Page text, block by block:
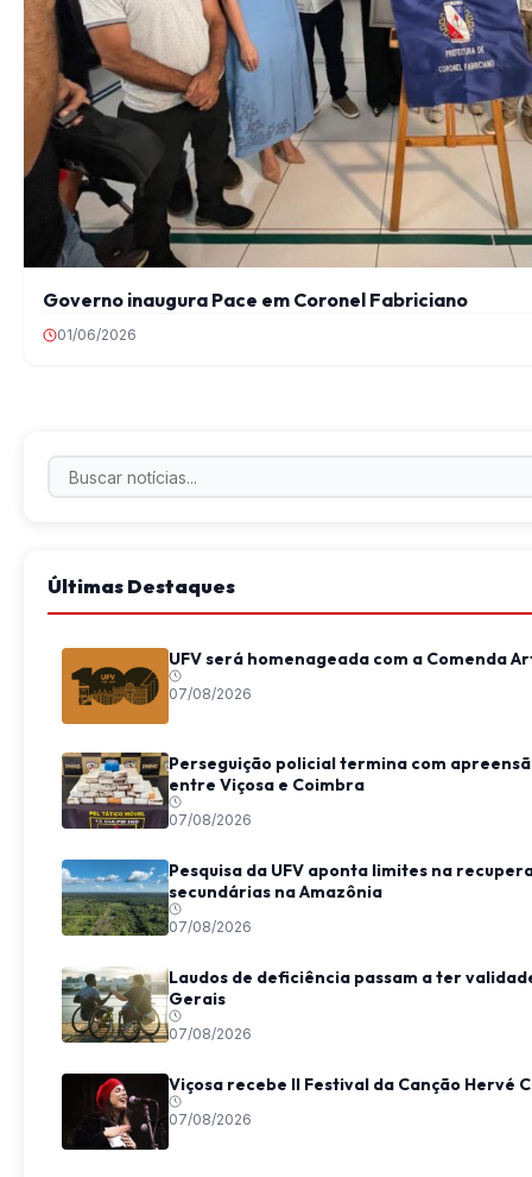
Governo inaugura Pace em Coronel Fabriciano
01/06/2026
Últimas Destaques
UFV será homenageada com a Comenda
07/08/2026
Perseguição policial termina com
entre Viçosa e Coimbra
07/08/2026
Pesquisa da UFV aponta limites na
secundárias na Amazônia
07/08/2026
Laudos de deficiência passam a ter
Gerais
07/08/2026
Viçosa recebe II Festival da Canção Hervé
07/08/2026